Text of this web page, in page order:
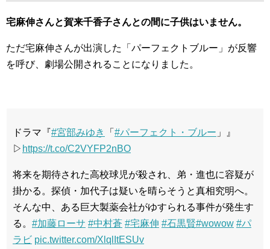
宅麻伸さんと賀来千香子さんとの間に子供はいません。
ただ宅麻伸さんが出演した「パーフェクトブルー」が反響
を呼び、劇場公開されることになりました。
ドラマ『#宮部みゆき 「 #パーフェクト・ブルー 」』
▷ https://t.co/C2VYFP2nBO
将来を期待された高校球児が殺され、弟・進也に容疑が
掛かる。探偵・加代子は疑いを晴らそうと真相究明へ。
そんな中、ある巨大製薬会社がゆすられる事件が発生す
る。 #加藤ローサ #中村蒼 #宅麻伸 #石黒賢#wowow #パ
ラビ pic.twitter.com/XlqlItESUv